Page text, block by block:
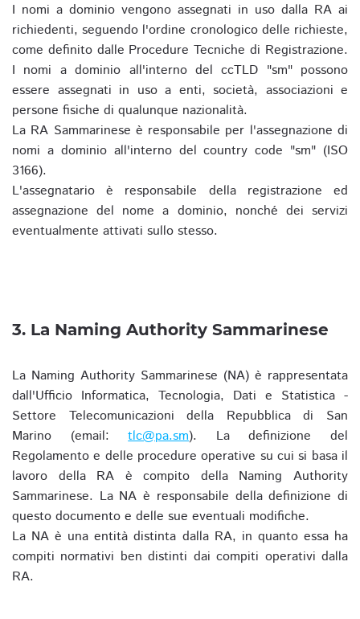
I nomi a dominio vengono assegnati in uso dalla RA ai
richiedenti, seguendo l'ordine cronologico delle richieste,
come definito dalle Procedure Tecniche di Registrazione.
I nomi a dominio all'interno del ccTLD "sm" possono
essere assegnati in uso a enti, società, associazioni e
persone fisiche di qualunque nazionalità.
La RA Sammarinese è responsabile per l'assegnazione di
nomi a dominio all'interno del country code "sm" (ISO
3166).
L'assegnatario è responsabile della registrazione ed
assegnazione del nome a dominio, nonché dei servizi
eventualmente attivati sullo stesso.
3. La Naming Authority Sammarinese
La Naming Authority Sammarinese (NA) è rappresentata
dall'Ufficio Informatica, Tecnologia, Dati e Statistica -
Settore Telecomunicazioni della Repubblica di San
Marino (email:tlc@pa.sm). La definizione del
Regolamento e delle procedure operative su cui si basa il
lavoro della RA è compito della Naming Authority
Sammarinese. La NA è responsabile della definizione di
questo documento e delle sue eventuali modifiche.
La NA è una entità distinta dalla RA, in quanto essa ha
compiti normativi ben distinti dai compiti operativi dalla
RA.